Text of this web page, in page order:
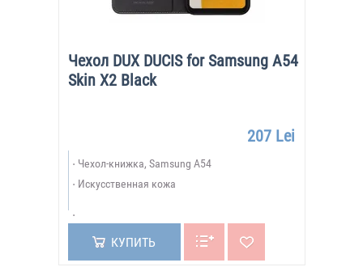
Чехол DUX DUCIS for Samsung A54
Skin X2 Black
207 Lei
Чехол-книжка, Samsung A54
Искусственная кожа
КУПИТЬ